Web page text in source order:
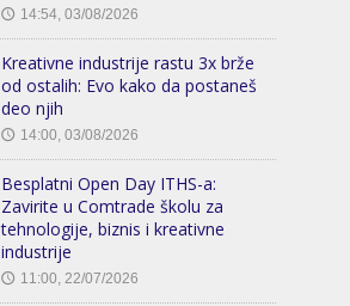
🕔 14:54, 03/08/2026
Kreativne industrije rastu 3x brže
od ostalih: Evo kako da postaneš
deo njih
🕔 14:00, 03/08/2026
Besplatni Open Day ITHS-a:
Zavirite u Comtrade školu za
tehnologije, biznis i kreativne
industrije
🕔 11:00, 22/07/2026